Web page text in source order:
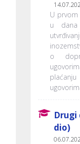
U prvom
u
o
Drugi
dio)